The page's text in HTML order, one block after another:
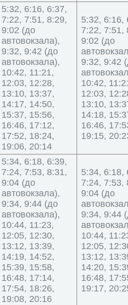
5:32, 6:16, 6:37,
7:22, 7:51, 8:29,
9:02 (до
автовокзала),
9:32, 9:42 (до
автовокзала),
10:42, 11:21,
12:03, 12:28,
13:10, 13:37,
14:17, 14:50,
15:37, 15:56,
16:46, 17:12,
17:52, 18:24,
19:06, 20:14
5:32, 6:16,
7:22, 7:51,
9:02 (до
9:32, 9:42
10:42,
12:03,
13:10,
14:18,
16:46,
19:15,
5:34, 6:18, 6:39,
7:24, 7:53, 8:31,
9:04 (до
автовокзала),
9:34, 9:44 (до
автовокзала),
10:44, 11:23,
12:05, 12:30,
13:12, 13:39,
14:19, 14:52,
15:39, 15:58,
16:48, 17:14,
17:54, 18:26,
19:08, 20:16
5:34, 6:18,
7:24, 7:53,
9:04 (до
9:34, 9:44
10:44,
12:05,
13:12,
14:20,
16:48,
19:17,